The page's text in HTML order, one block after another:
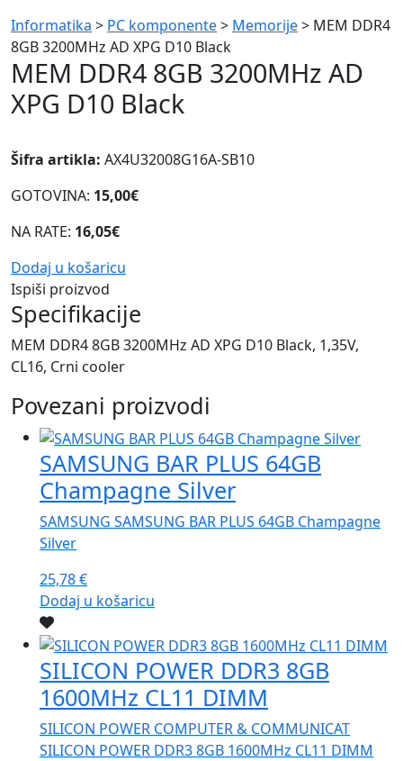
Informatika > PC komponente> Memorije> MEM DDR4
8GB 3200MHz AD XPG D10 Black
MEM DDR4 8GB 3200MHz AD
XPG D10 Black
Šifra artikla: AX4U32008G16A-SB10
GOTOVINA: 15,00€
NA RATE: 16,05€
Dodaj u košaricu
Ispiši proizvod
Specifikacije
MEM DDR4 8GB 3200MHz AD XPG D10 Black, 1,35V,
CL16, Crni cooler
Povezani proizvodi
SAMSUNG BAR PLUS 64GB
Champagne Silver
SAMSUNG SAMSUNG BAR PLUS 64GB Champagne
Silver
25,78€
Dodaj u košaricu
SILICON POWER DDR3 8GB
1600MHz CL11 DIMM
SILICON POWER COMPUTER & COMMUNICAT
SILICON POWER DDR3 8GB 1600MHz CL11 DIMM